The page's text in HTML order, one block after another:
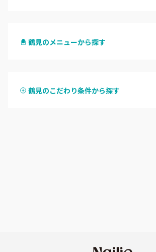
川崎
鶴見のメニューから探す
ハンドスカルプ
鶴見のこだわり条件から探す